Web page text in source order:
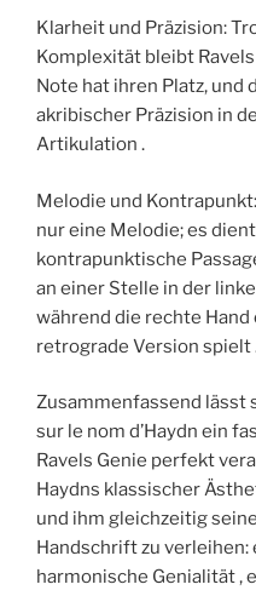
Klarheit und Präzision:
Komplexität bleibt
Note hat ihren Platz, und
akribischer Präzision in
Artikulation .
Melodie und
nur eine Melodie; es
kontrapunktische
an einer Stelle in der
während die rechte
retrograde Version spielt
Zusammenfassend lässt
sur le nom d’Haydn ein
Ravels Genie perfekt
Haydns klassischer
und ihm gleichzeitig
Handschrift zu
harmonische Genialität ,